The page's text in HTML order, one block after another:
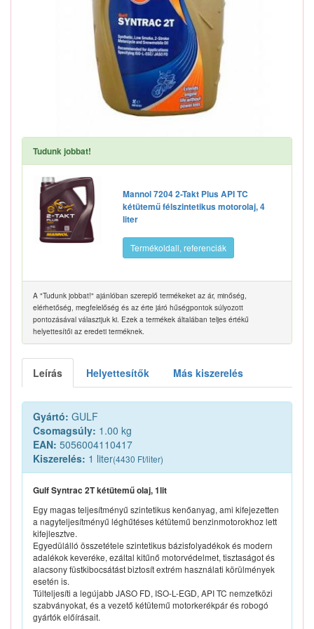
Tudunk jobbat!
Mannol 7204 2-Takt Plus API TC
kétütemű félszintetikus motorolaj, 4
liter
Termékoldall, referenciák
A "Tudunk jobbat!" ajánlóban szereplő termékeket az ár, minőség,
elérhetőség, megfelelőség és az érte járó hűségpontok súlyozott
pontozásával választjuk ki. Ezek a termékek általában teljes értékű
helyettesítői az eredeti terméknek.
Leírás Helyettesítők Más kiszerelés
Gyártó: GULF
Csomagsúly: 1.00 kg
EAN: 5056004110417
Kiszerelés: 1 liter(4430 Ft/liter)
Gulf Syntrac 2T kétütemű olaj, 1lit
Egy magas teljesítményű szintetikus kenőanyag, ami kifejezetten
a nagyteljesítményű léghűtéses kétütemű benzinmotorokhoz lett
kifejlesztve.
Egyedülálló összetétele szintetikus bázisfolyadékok és modern
adalékok keveréke, ezáltal kitűnő motorvédelmet, tisztaságot és
alacsony füstkibocsátást biztosít extrém használati körülmények
esetén is.
Túlteljesíti a legújabb JASO FD, ISO-L-EGD, API TC nemzetközi
szabványokat, és a vezető kétütemű motorkerékpár és robogó
gyártók előírásait.